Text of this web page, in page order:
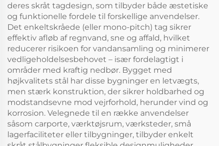
deres skråt tagdesign, som tilbyder både æstetiske
og funktionelle fordele til forskellige anvendelser.
Det enkeltskråede (eller mono-pitch) tag sikrer
effektiv afløb af regnvand, sne og affald, hvilket
reducerer risikoen for vandansamling og minimerer
vedligeholdelsesbehovet – især fordelagtigt i
områder med kraftig nedbør. Bygget med
højkvalitets stål har disse bygninger en letvægts,
men stærk konstruktion, der sikrer holdbarhed og
modstandsevne mod vejrforhold, herunder vind og
korrosion. Velegnede til en række anvendelser
såsom carporte, værktøjsrum, værksteder, små
lagerfaciliteter eller tilbygninger, tilbyder enkelt